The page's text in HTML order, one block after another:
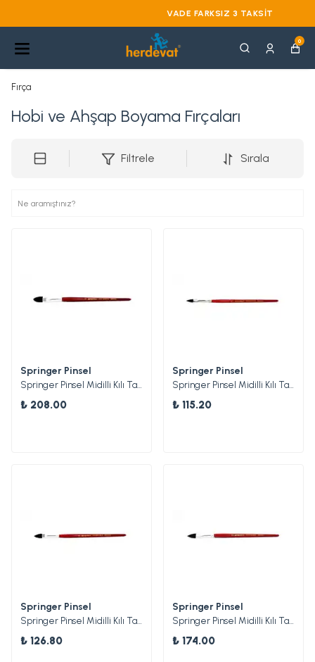
VADE FARKSIZ 3 TAKSIT
0
Fırça
Hobi ve Ahşap Boyama Fırçaları
Filtrele Sırala
Springer Pinsel
Springer Pinsel Midilli Kılı Tamir Fırçası 12
₺ 208.00
Springer Pinsel
Springer Pinsel Midilli Kılı Tamir Fırçası 06
₺ 115.20
Springer Pinsel
Springer Pinsel Midilli Kılı Tamir Fırçası 08
₺ 126.80
Springer Pinsel
Springer Pinsel Midilli Kılı Tamir Fırçası 10
₺ 174.00